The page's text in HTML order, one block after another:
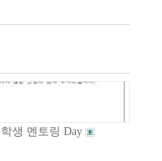
생 멘토링 Day